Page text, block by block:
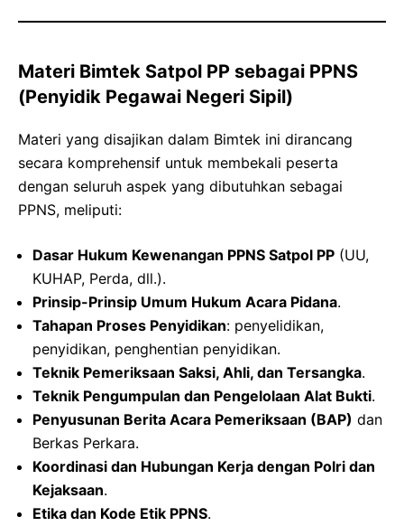
Materi Bimtek Satpol PP sebagai PPNS
(Penyidik Pegawai Negeri Sipil)
Materi yang disajikan dalam Bimtek ini dirancang
secara komprehensif untuk membekali peserta
dengan seluruh aspek yang dibutuhkan sebagai
PPNS, meliputi:
Dasar Hukum Kewenangan PPNS Satpol PP (UU,
KUHAP, Perda, dll.).
Prinsip-Prinsip Umum Hukum Acara Pidana.
Tahapan Proses Penyidikan: penyelidikan,
penyidikan, penghentian penyidikan.
Teknik Pemeriksaan Saksi, Ahli, dan Tersangka.
Teknik Pengumpulan dan Pengelolaan Alat Bukti.
Penyusunan Berita Acara Pemeriksaan (BAP) dan
Berkas Perkara.
Koordinasi dan Hubungan Kerja dengan Polri dan
Kejaksaan.
Etika dan Kode Etik PPNS.